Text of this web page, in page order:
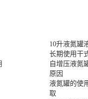
10升液氮罐
长期使用干
自增压液氮
原因
液氮罐的使
取